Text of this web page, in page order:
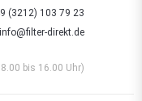
(3212) 103 79 23
direkt.de
bis 16.00 Uhr)